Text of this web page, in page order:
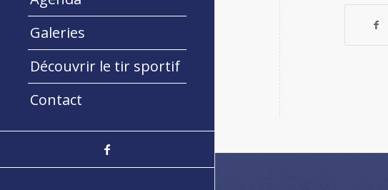
Galeries
Découvrir le tir sportif
Contact